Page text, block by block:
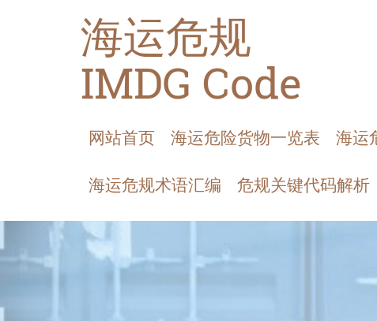
海运危规
IMDG Code
网站首页 海运危险货物一览表 海运
海运危规术语汇编 危规关键代码解析